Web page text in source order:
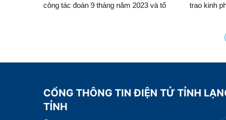
công tác đoàn 9 tháng năm 2023 và tổ
trao kinh
CỔNG THÔNG TIN ĐIỆN TỬ TỈNH
TỈNH